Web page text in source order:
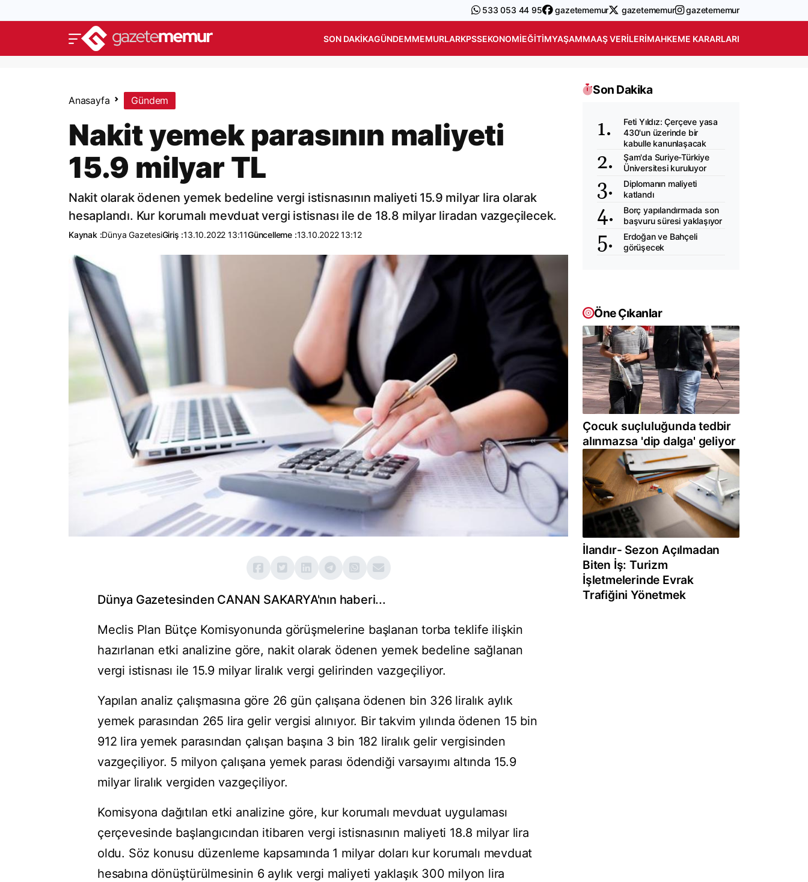
533 053 44 95 gazetememur gazetememur gazetememur
SON DAKIKAGÜNDEMMEMURLARKPSSEKONOMIEĞITIMYAŞAMMAAŞ VERILERIMAHKEME KARARLARI
Anasayfa Gündem
Nakit yemek parasının maliyeti
15.9 milyar TL
Nakit olarak ödenen yemek bedeline vergi istisnasının maliyeti 15.9 milyar lira olarak
hesaplandı. Kur korumalı mevduat vergi istisnası ile de 18.8 milyar liradan vazgeçilecek.
Kaynak :Dünya GazetesiGiriş :13.10.2022 13:11Güncelleme :13.10.2022 13:12
Dünya Gazetesinden CANAN SAKARYA'nın haberi...
Meclis Plan Bütçe Komisyonunda görüşmelerine başlanan torba teklife ilişkin
hazırlanan etki analizine göre, nakit olarak ödenen yemek bedeline sağlanan
vergi istisnası ile 15.9 milyar liralık vergi gelirinden vazgeçiliyor.
Yapılan analiz çalışmasına göre 26 gün çalışana ödenen bin 326 liralık aylık
yemek parasından 265 lira gelir vergisi alınıyor. Bir takvim yılında ödenen 15 bin
912 lira yemek parasından çalışan başına 3 bin 182 liralık gelir vergisinden
vazgeçiliyor. 5 milyon çalışana yemek parası ödendiği varsayımı altında 15.9
milyar liralık vergiden vazgeçiliyor.
Komisyona dağıtılan etki analizine göre, kur korumalı mevduat uygulaması
çerçevesinde başlangıcından itibaren vergi istisnasının maliyeti 18.8 milyar lira
oldu. Söz konusu düzenleme kapsamında 1 milyar doları kur korumalı mevduat
hesabına dönüştürülmesinin 6 aylık vergi maliyeti yaklaşık 300 milyon lira
Son Dakika
Feti Yıldız: Çerçeve yasa
430'un üzerinde bir
kabulle kanunlaşacak
Şam'da Suriye-Türkiye
Üniversitesi kuruluyor
Diplomanın maliyeti
katlandı
Borç yapılandırmada son
başvuru süresi yaklaşıyor
Erdoğan ve Bahçeli
görüşecek
Öne Çıkanlar
Çocuk suçluluğunda tedbir
alınmazsa 'dip dalga' geliyor
İlandır- Sezon Açılmadan
Biten İş: Turizm
İşletmelerinde Evrak
Trafiğini Yönetmek